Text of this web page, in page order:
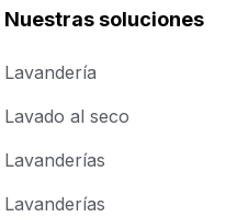
Nuestras soluciones
Lavandería
Lavado al seco
Lavanderías
Lavanderías